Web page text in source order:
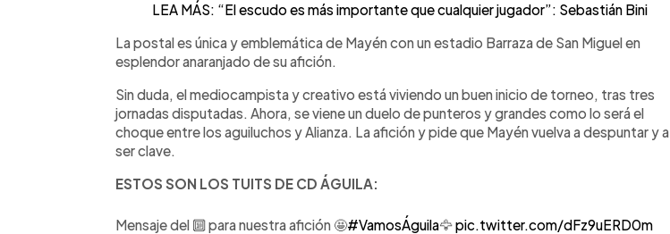
LEA MÁS: “El escudo es más importante que cualquier jugador”: Sebastián Bini
La postal es única y emblemática de Mayén con un estadio Barraza de San Miguel en
esplendor anaranjado de su afición.
Sin duda, el mediocampista y creativo está viviendo un buen inicio de torneo, tras tres
jornadas disputadas. Ahora, se viene un duelo de punteros y grandes como lo será el
choque entre los aguiluchos y Alianza. La afición y pide que Mayén vuelva a despuntar y a
ser clave.
ESTOS SON LOS TUITS DE CD ÁGUILA:
Mensaje del 🔟 para nuestra afición 🤩#VamosÁguila🦅pic.twitter.com/dFz9uERD0m